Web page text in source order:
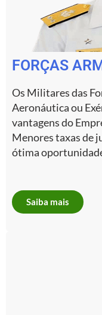
FORÇAS
Os Militares das
Aeronáutica ou
vantagens do
Menores taxas de
ótima
Saiba mais